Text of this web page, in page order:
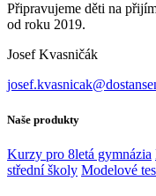
Připravujeme děti na
od roku 2019.
Josef Kvasničák
Naše produkty
Kurzy pro 8letá gymnázia
střední školy Modelové